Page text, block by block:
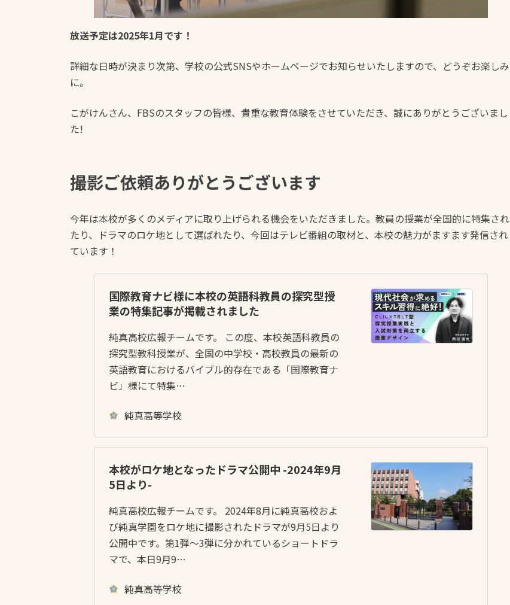
放送予定は2025年1月です！
詳細な日時が決まり次第、学校の公式SNSやホームページでお知らせいたしますので、どうぞお楽しみ
に。
こがけんさん、FBSのスタッフの皆様、貴重な教育体験をさせていただき、誠にありがとうございまし
た!
撮影ご依頼ありがとうございます
今年は本校が多くのメディアに取り上げられる機会をいただきました。教員の授業が全国的に特集され
たり、ドラマのロケ地として選ばれたり、今回はテレビ番組の取材と、本校の魅力がますます発信され
ています！
国際教育ナビ様に本校の英語科教員の探究型授
業の特集記事が掲載されました
純真高校広報チームです。 この度、本校英語科教員の
探究型教科授業が、全国の中学校・高校教員の最新の
英語教育におけるバイブル的存在である「国際教育ナ
ビ」様にて特集…
純真高等学校
本校がロケ地となったドラマ公開中 -2024年9月
5日より-
純真高校広報チームです。 2024年8月に純真高校およ
び純真学園をロケ地に撮影されたドラマが9月5日より
公開中です。第1弾～3弾に分かれているショートドラ
マで、本日9月9…
純真高等学校